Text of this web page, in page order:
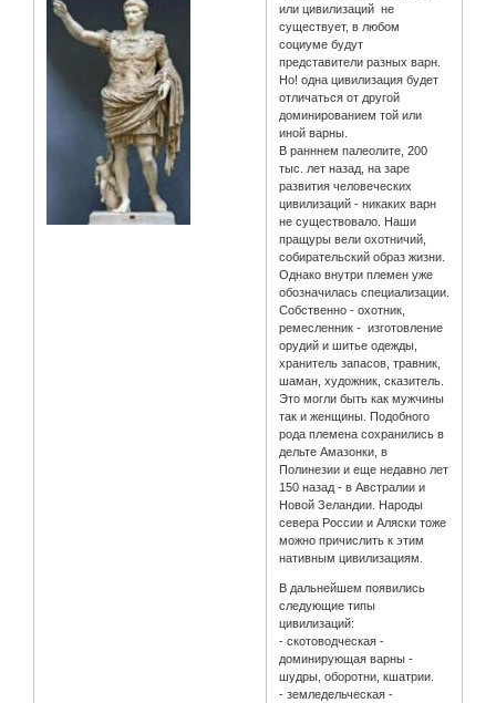
или цивилизаций не
существует, в любом
социуме будут
представители разных варн.
Но! одна цивилизация будет
отличаться от другой
доминированием той или
иной варны.
В ранннем палеолите, 200
тыс. лет назад, на заре
развития человеческих
цивилизаций - никаких варн
не существовало. Наши
пращуры вели охотничий,
собирательский образ жизни.
Однако внутри племен уже
обозначилась специализации.
Собственно - охотник,
ремесленник - изготовление
орудий и шитье одежды,
хранитель запасов, травник,
шаман, художник, сказитель.
Это могли быть как мужчины
так и женщины. Подобного
рода племена сохранились в
дельте Амазонки, в
Полинезии и еще недавно лет
150 назад - в Австралии и
Новой Зеландии. Народы
севера России и Аляски тоже
можно причислить к этим
нативным цивилизациям.
В дальнейшем появились
следующие типы
цивилизаций:
- скотоводческая -
доминирующая варны -
шудры, оборотни, кшатрии.
- земледельческая -